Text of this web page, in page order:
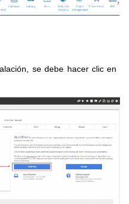
se debe hacer clic en